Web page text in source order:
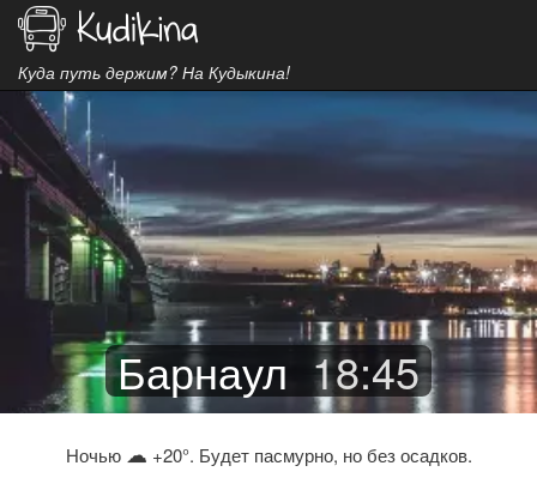
Куда путь держим? На Кудыкина!
Барнаул 18:45
Ночью ☁ +20°. Будет пасмурно, но без осадков.